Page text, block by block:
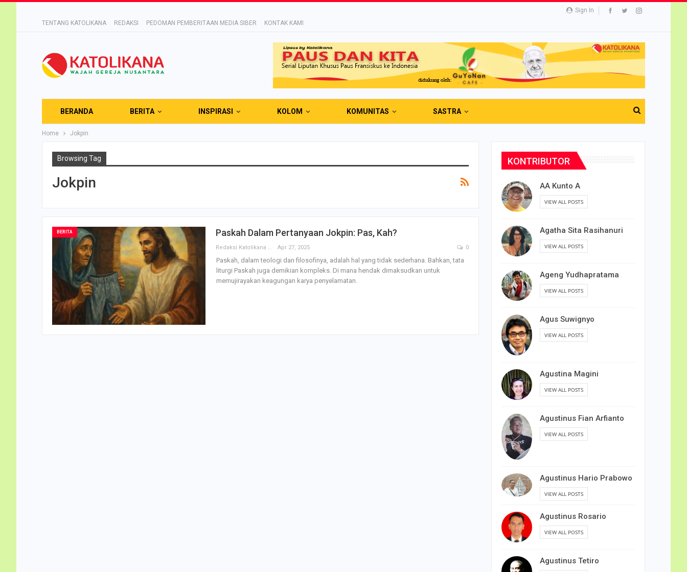
Sign In
TENTANG KATOLIKANA
REDAKSI PEDOMAN PEMBERITAAN MEDIA SIBER KONTAK KAMI
BERANDA BERITA INSPIRASI KOLOM KOMUNITAS SASTRA
Home Jokpin
Browsing Tag
Jokpin
BERITA Paskah Dalam Pertanyaan Jokpin: Pas, Kah?
Apr 27, 2025 0
Paskah, dalam teologi dan filosofinya, adalah hal yang tidak sederhana. Bahkan, tata
liturgi Paskah juga demikian kompleks. Di mana hendak dimaksudkan untuk
memujirayakan keagungan karya penyelamatan.
KONTRIBUTOR
AA Kunto A
VIEW ALL POSTS
Agatha Sita Rasihanuri
VIEW ALL POSTS
Ageng Yudhapratama
VIEW ALL POSTS
Agus Suwignyo
VIEW ALL POSTS
Agustina Magini
VIEW ALL POSTS
Agustinus Fian Arfianto
VIEW ALL POSTS
Agustinus Hario Prabowo
VIEW ALL POSTS
Agustinus Rosario
VIEW ALL POSTS
Agustinus Tetiro